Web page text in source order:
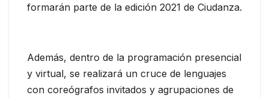
formarán parte de la edición 2021 de Ciudanza.
Además, dentro de la programación presencial
y virtual, se realizará un cruce de lenguajes
con coreógrafos invitados y agrupaciones de